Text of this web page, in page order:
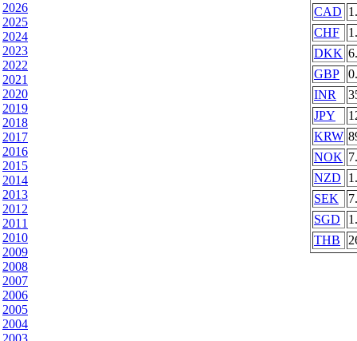
2026
2025
2024
2023
2022
2021
2020
2019
2018
2017
2016
2015
2014
2013
2012
2011
2010
2009
2008
2007
2006
2005
2004
CAD
CHF
DKK
GBP
INR
JPY
KRW
NOK
NZD
SEK
SGD
THB